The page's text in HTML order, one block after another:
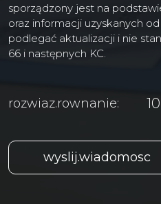
sporządzony jest na
oraz informacji uzyskanych
podlegać aktualizacji i nie
66 i następnych KC.
rozwiaz.rownanie: 10